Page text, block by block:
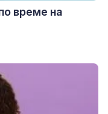
време на